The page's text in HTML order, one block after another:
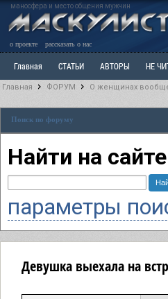
маносфера и место общения мужчин
о проекте рассказать о нас
Главная СТАТЬИ АВТОРЫ НЕ
Ветка: Расстаюсь или Развожусь. САНЧАС
РАЗДЕЛ: Разное
Главная ФОРУМ О женщинах
Поиск по форуму
Найти на
параметры
Девушка выехала на